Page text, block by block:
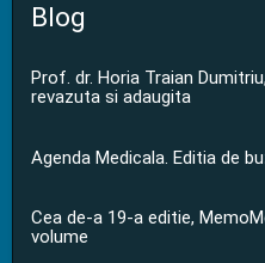
Blog
Prof. dr. Horia Traian
revazuta si adaugita
Agenda Medicala. Editia de
Cea de-a 19-a editie,
volume